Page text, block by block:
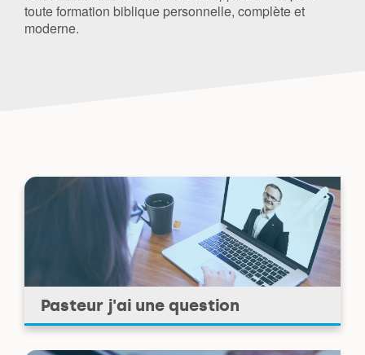
toute formation biblique personnelle, complète et
moderne.
Pasteur j'ai une question